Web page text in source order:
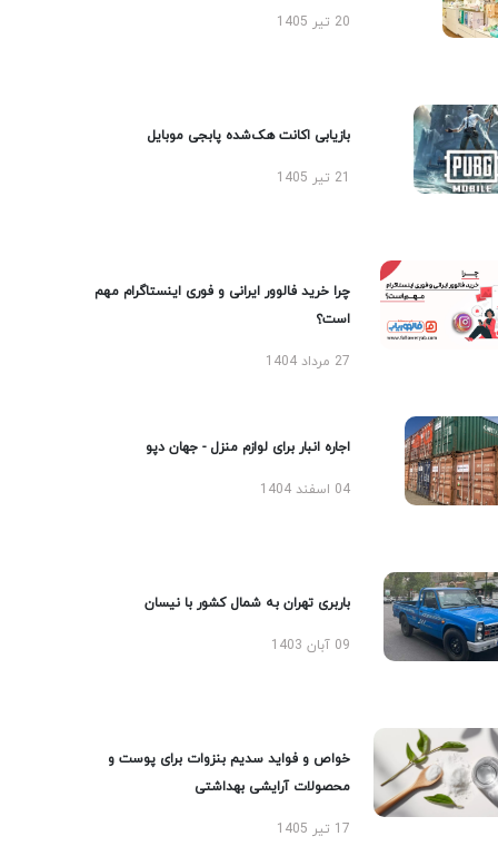
20 تیر 1405
بازیابی اکانت هک‌شده پابجی موبایل
چرا خرید فالوور ایرانی و فوری اینستاگرام مهم
است؟
27 مرداد 1404
اجاره انبار برای لوازم منزل - جهان دپو
04 اسفند 1404
باربری تهران به شمال کشور با نیسان
09 آبان 1403
خواص و فواید سدیم بنزوات برای پوست و
محصولات آرایشی بهداشتی
17 تیر 1405